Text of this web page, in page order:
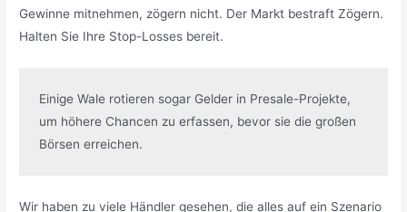
Gewinne mitnehmen, zögern nicht. Der Markt bestraft Zögern.
Halten Sie Ihre Stop-Losses bereit.
Einige Wale rotieren sogar Gelder in Presale-Projekte,
um höhere Chancen zu erfassen, bevor sie die großen
Börsen erreichen.
Wir haben zu viele Händler gesehen, die alles auf ein Szenario